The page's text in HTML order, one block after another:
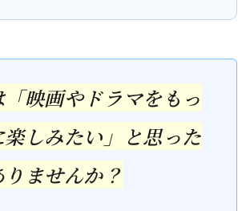
映画やドラマをもっ
楽しみたい」と思った
ませんか？